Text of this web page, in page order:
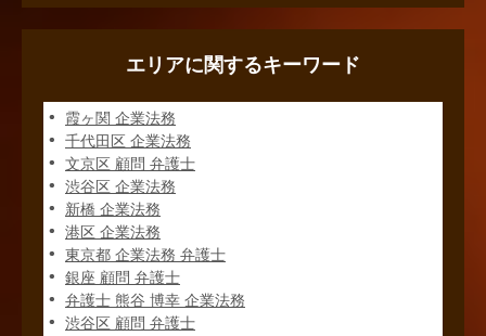
エリアに関するキーワード
霞ヶ関 企業法務
千代田区 企業法務
文京区 顧問 弁護士
渋谷区 企業法務
新橋 企業法務
港区 企業法務
東京都 企業法務 弁護士
銀座 顧問 弁護士
弁護士 熊谷 博幸 企業法務
渋谷区 顧問 弁護士